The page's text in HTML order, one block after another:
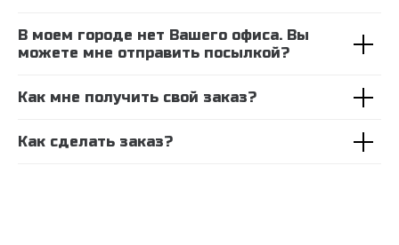
В моем городе нет Вашего офиса. Вы
можете мне отправить посылкой?
Как мне получить свой заказ?
Как сделать заказ?